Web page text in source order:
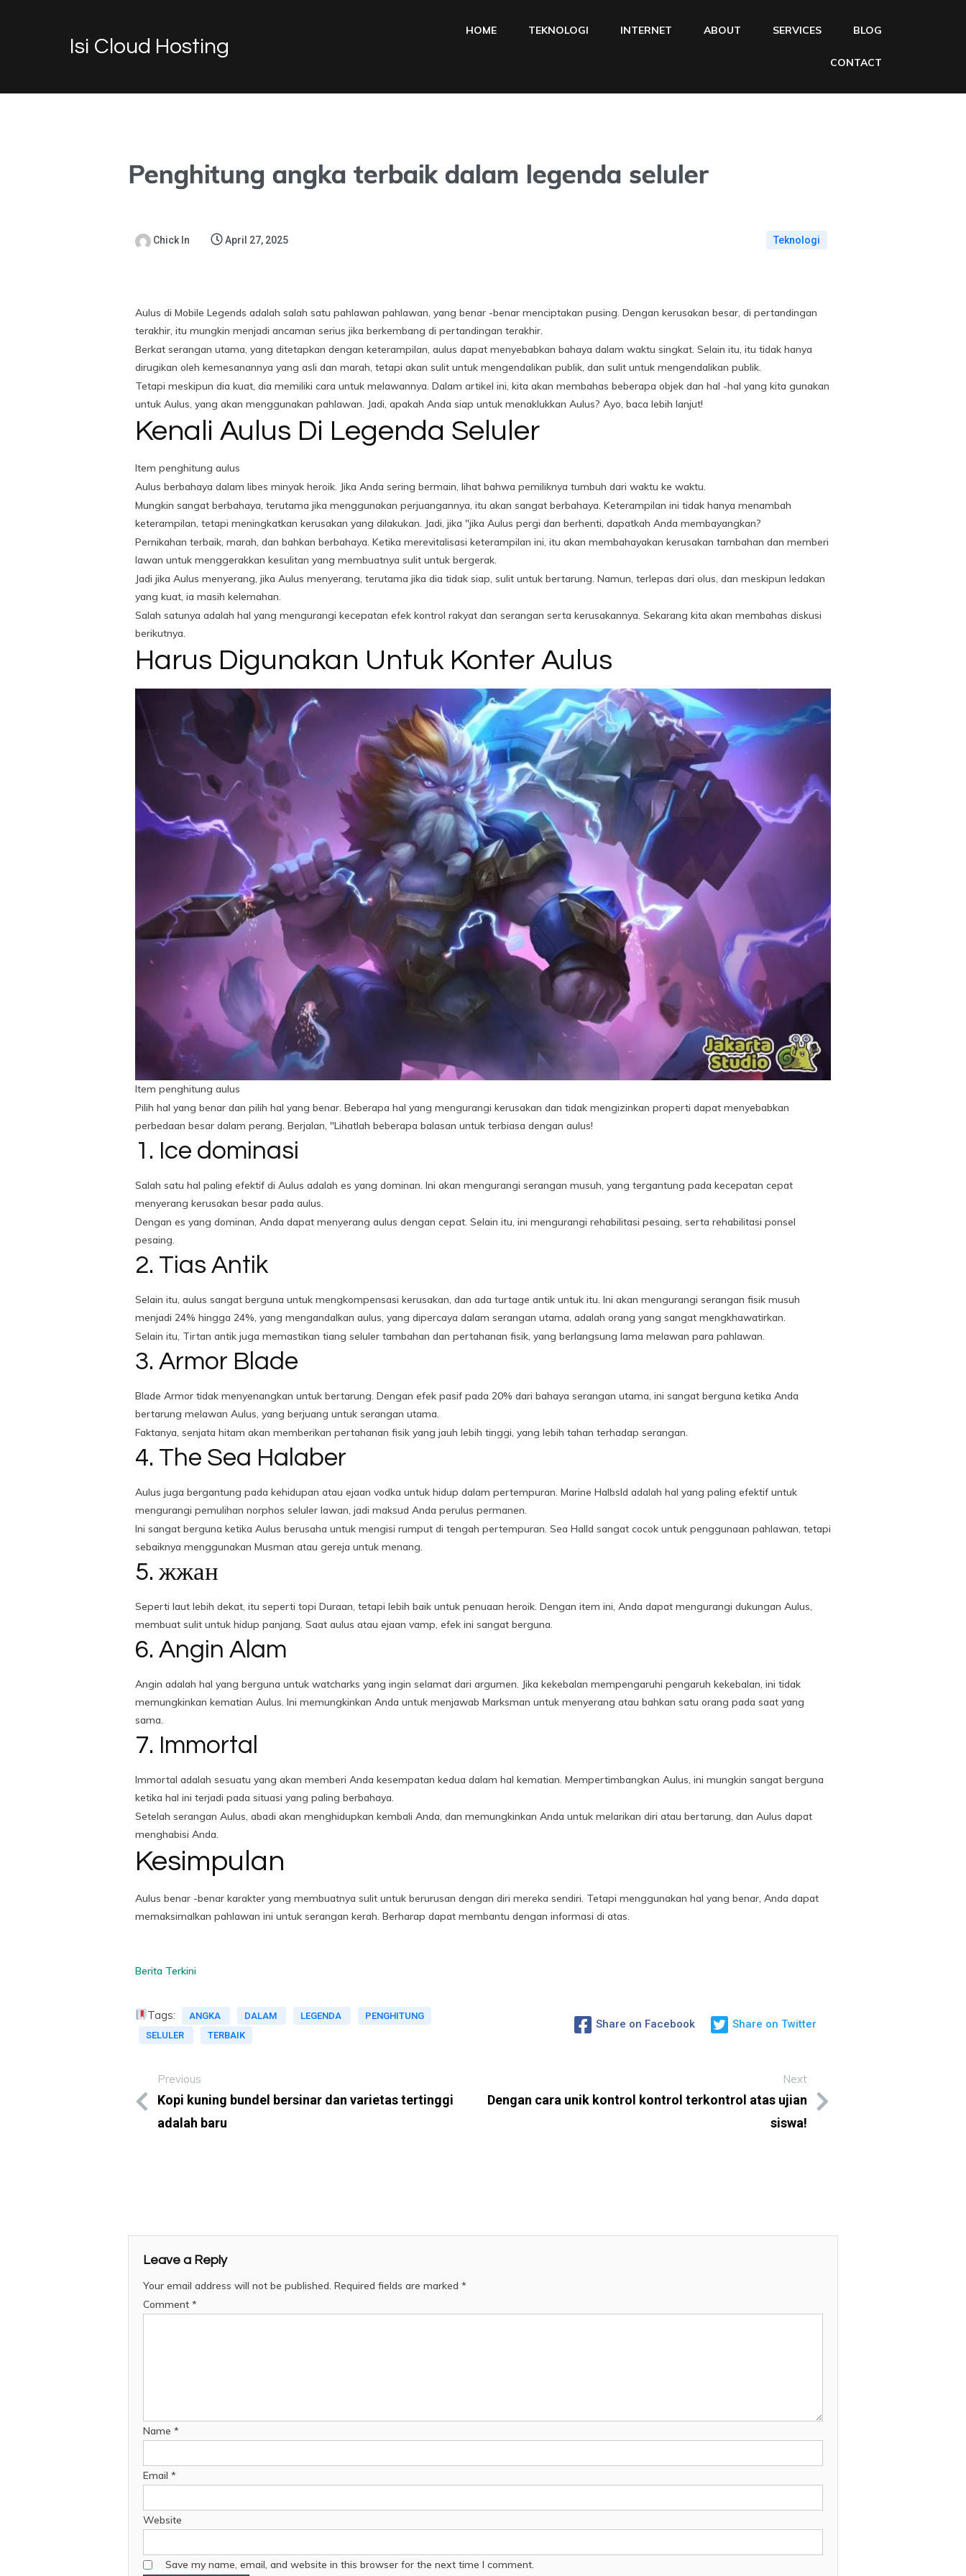
Isi Cloud Hosting
HOME TEKNOLOGI INTERNET ABOUT SERVICES BLOG
CONTACT
Penghitung angka terbaik dalam legenda seluler
Chick In April 27, 2025 Teknologi
Aulus di Mobile Legends adalah salah satu pahlawan pahlawan, yang benar -benar menciptakan pusing. Dengan kerusakan besar, di pertandingan
terakhir, itu mungkin menjadi ancaman serius jika berkembang di pertandingan terakhir.
Berkat serangan utama, yang ditetapkan dengan keterampilan, aulus dapat menyebabkan bahaya dalam waktu singkat. Selain itu, itu tidak hanya
dirugikan oleh kemesanannya yang asli dan marah, tetapi akan sulit untuk mengendalikan publik, dan sulit untuk mengendalikan publik.
Tetapi meskipun dia kuat, dia memiliki cara untuk melawannya. Dalam artikel ini, kita akan membahas beberapa objek dan hal -hal yang kita gunakan
untuk Aulus, yang akan menggunakan pahlawan. Jadi, apakah Anda siap untuk menaklukkan Aulus? Ayo, baca lebih lanjut!
Kenali Aulus Di Legenda Seluler
Item penghitung aulus
Aulus berbahaya dalam libes minyak heroik. Jika Anda sering bermain, lihat bahwa pemiliknya tumbuh dari waktu ke waktu.
Mungkin sangat berbahaya, terutama jika menggunakan perjuangannya, itu akan sangat berbahaya. Keterampilan ini tidak hanya menambah
keterampilan, tetapi meningkatkan kerusakan yang dilakukan. Jadi, jika "jika Aulus pergi dan berhenti, dapatkah Anda membayangkan?
Pernikahan terbaik, marah, dan bahkan berbahaya. Ketika merevitalisasi keterampilan ini, itu akan membahayakan kerusakan tambahan dan memberi
lawan untuk menggerakkan kesulitan yang membuatnya sulit untuk bergerak.
Jadi jika Aulus menyerang, jika Aulus menyerang, terutama jika dia tidak siap, sulit untuk bertarung. Namun, terlepas dari olus, dan meskipun ledakan
yang kuat, ia masih kelemahan.
Salah satunya adalah hal yang mengurangi kecepatan efek kontrol rakyat dan serangan serta kerusakannya. Sekarang kita akan membahas diskusi
berikutnya.
Harus Digunakan Untuk Konter Aulus
Item penghitung aulus
Pilih hal yang benar dan pilih hal yang benar. Beberapa hal yang mengurangi kerusakan dan tidak mengizinkan properti dapat menyebabkan
perbedaan besar dalam perang. Berjalan, "Lihatlah beberapa balasan untuk terbiasa dengan aulus!
1. Ice dominasi
Salah satu hal paling efektif di Aulus adalah es yang dominan. Ini akan mengurangi serangan musuh, yang tergantung pada kecepatan cepat
menyerang kerusakan besar pada aulus.
Dengan es yang dominan, Anda dapat menyerang aulus dengan cepat. Selain itu, ini mengurangi rehabilitasi pesaing, serta rehabilitasi ponsel
pesaing.
2. Tias Antik
Selain itu, aulus sangat berguna untuk mengkompensasi kerusakan, dan ada turtage antik untuk itu. Ini akan mengurangi serangan fisik musuh
menjadi 24% hingga 24%, yang mengandalkan aulus, yang dipercaya dalam serangan utama, adalah orang yang sangat mengkhawatirkan.
Selain itu, Tirtan antik juga memastikan tiang seluler tambahan dan pertahanan fisik, yang berlangsung lama melawan para pahlawan.
3. Armor Blade
Blade Armor tidak menyenangkan untuk bertarung. Dengan efek pasif pada 20% dari bahaya serangan utama, ini sangat berguna ketika Anda
bertarung melawan Aulus, yang berjuang untuk serangan utama.
Faktanya, senjata hitam akan memberikan pertahanan fisik yang jauh lebih tinggi, yang lebih tahan terhadap serangan.
4. The Sea Halaber
Aulus juga bergantung pada kehidupan atau ejaan vodka untuk hidup dalam pertempuran. Marine Halbsld adalah hal yang paling efektif untuk
mengurangi pemulihan norphos seluler lawan, jadi maksud Anda perulus permanen.
Ini sangat berguna ketika Aulus berusaha untuk mengisi rumput di tengah pertempuran. Sea Halld sangat cocok untuk penggunaan pahlawan, tetapi
sebaiknya menggunakan Musman atau gereja untuk menang.
5. жжан
Seperti laut lebih dekat, itu seperti topi Duraan, tetapi lebih baik untuk penuaan heroik. Dengan item ini, Anda dapat mengurangi dukungan Aulus,
membuat sulit untuk hidup panjang. Saat aulus atau ejaan vamp, efek ini sangat berguna.
6. Angin Alam
Angin adalah hal yang berguna untuk watcharks yang ingin selamat dari argumen. Jika kekebalan mempengaruhi pengaruh kekebalan, ini tidak
memungkinkan kematian Aulus. Ini memungkinkan Anda untuk menjawab Marksman untuk menyerang atau bahkan satu orang pada saat yang
sama.
7. Immortal
Immortal adalah sesuatu yang akan memberi Anda kesempatan kedua dalam hal kematian. Mempertimbangkan Aulus, ini mungkin sangat berguna
ketika hal ini terjadi pada situasi yang paling berbahaya.
Setelah serangan Aulus, abadi akan menghidupkan kembali Anda, dan memungkinkan Anda untuk melarikan diri atau bertarung, dan Aulus dapat
menghabisi Anda.
Kesimpulan
Aulus benar -benar karakter yang membuatnya sulit untuk berurusan dengan diri mereka sendiri. Tetapi menggunakan hal yang benar, Anda dapat
memaksimalkan pahlawan ini untuk serangan kerah. Berharap dapat membantu dengan informasi di atas.
Berita Terkini
Tags: ANGKA DALAM LEGENDA
PENGHITUNG
SELULER
TERBAIK
Share on Facebook Share on Twitter
Previous
Kopi kuning bundel bersinar dan varietas tertinggi
adalah baru
Next
Dengan cara unik kontrol kontrol terkontrol atas ujian
siswa!
Leave a Reply
Your email address will not be published. Required fields are marked *
Comment *
Name *
Email *
Website
Save my name, email, and website in this browser for the next time I comment.